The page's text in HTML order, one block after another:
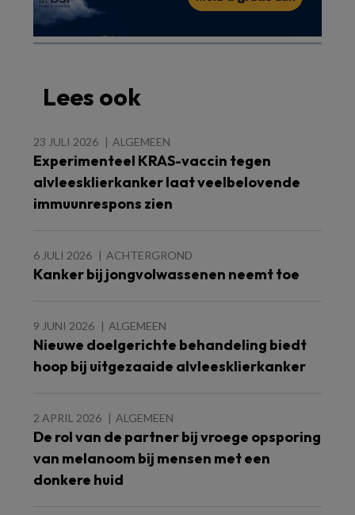
Lees ook
23 JULI 2026 ALGEMEEN
Experimenteel KRAS-vaccin tegen
alvleesklierkanker laat veelbelovende
immuunrespons zien
6 JULI 2026 ACHTERGROND
Kanker bij jongvolwassenen neemt toe
9 JUNI 2026 ALGEMEEN
Nieuwe doelgerichte behandeling biedt
hoop bij uitgezaaide alvleesklierkanker
2 APRIL 2026 ALGEMEEN
De rol van de partner bij vroege opsporing
van melanoom bij mensen met een
donkere huid